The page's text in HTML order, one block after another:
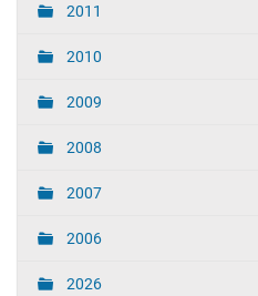
2011
2010
2009
2008
2007
2006
2026